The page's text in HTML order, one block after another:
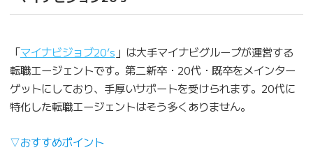
「マイナビジョブ20’s 」は大手マイナビグループが運営する
転職エージェントです。第二新卒・20代・既卒をメインター
ゲットにしており、手厚いサポートを受けられます。20代に
特化した転職エージェントはそう多くありません。
▽おすすめポイント